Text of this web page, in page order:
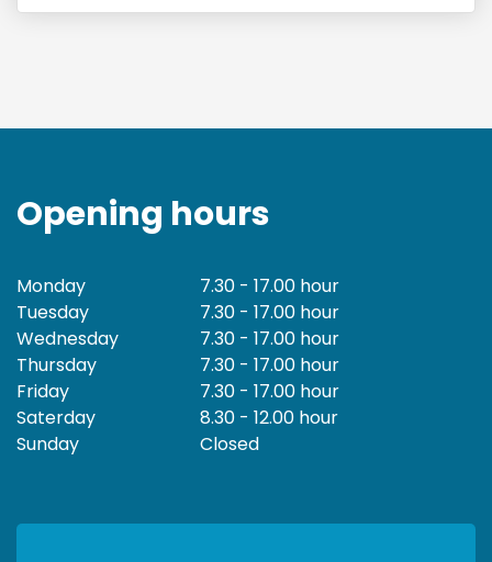
Opening hours
Monday
7.30 - 17.00 hour
Tuesday
7.30 - 17.00 hour
Wednesday
7.30 - 17.00 hour
Thursday
7.30 - 17.00 hour
Friday
7.30 - 17.00 hour
Saterday
8.30 - 12.00 hour
Sunday
Closed